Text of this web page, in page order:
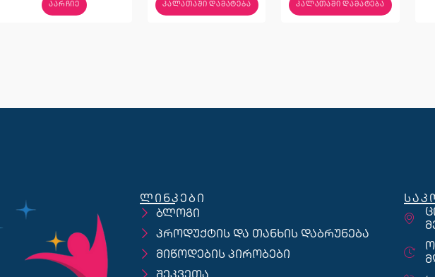
ᲐᲐᲠᲩᲘᲔ ᲙᲐᲚᲐᲗᲐᲨᲘ ᲓᲐᲛᲐᲢᲔᲑᲐ ᲙᲐᲚᲐᲗᲐᲨᲘ ᲓᲐᲛᲐᲢᲔᲑᲐ
ლინკები
ბლოგი
პროდუქტის და თანხის დაბრუნება
მიწოდების პირობები